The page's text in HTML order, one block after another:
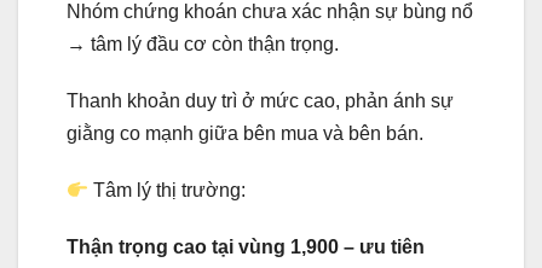
Nhóm chứng khoán chưa xác nhận sự bùng nổ
→ tâm lý đầu cơ còn thận trọng.
Thanh khoản duy trì ở mức cao, phản ánh sự
giằng co mạnh giữa bên mua và bên bán.
Tâm lý thị trường:
Thận trọng cao tại vùng 1,900 – ưu tiên